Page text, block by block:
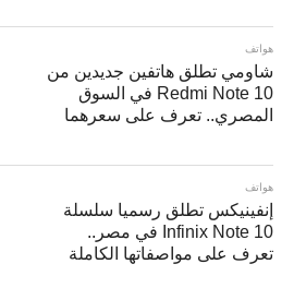
هواتف
شاومي تطلق هاتفين جديدين من
Redmi Note 10 في السوق
المصري.. تعرف على سعرهما
هواتف
إنفينيكس تطلق رسميا سلسلة
Infinix Note 10 في مصر..
تعرف على مواصفاتها الكاملة